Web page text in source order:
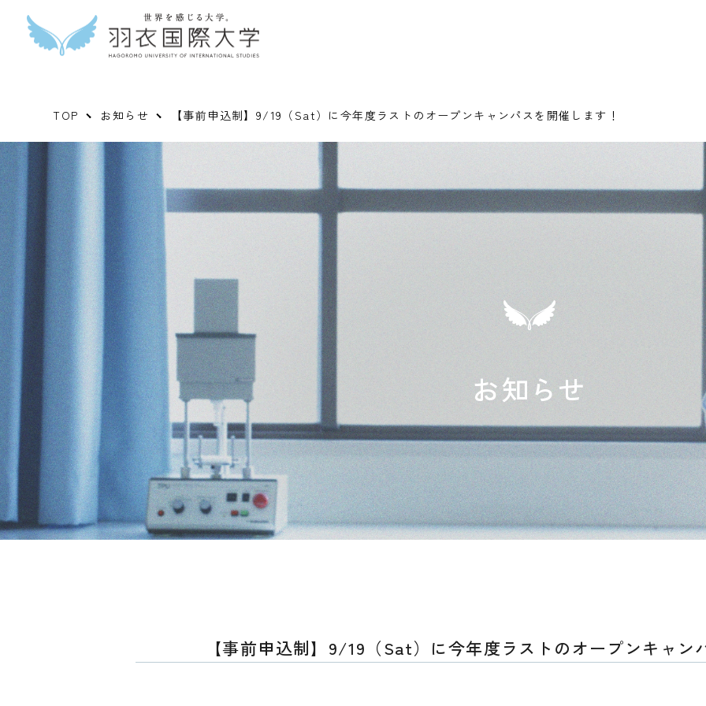
TOP お知らせ 【事前申込制】9/19（Sat）に今年度ラストのオープンキャンパスを開催します！
お知らせ
【事前申込制】9/19（Sat）に今年度ラストのオープンキャン